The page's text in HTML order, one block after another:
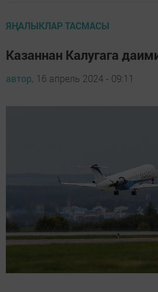
ЯҢАЛЫКЛАР ТАСМАСЫ
Казаннан Калугага
автор, 16 апрель 2024 - 09:11